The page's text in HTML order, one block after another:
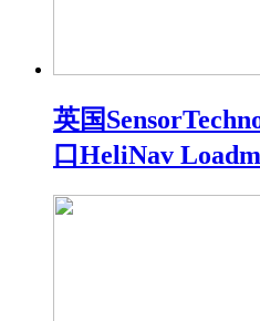
英国
口HeliNav